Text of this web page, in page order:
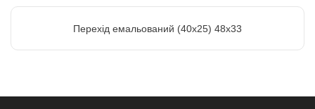
Перехід емальований (40х25) 48х33